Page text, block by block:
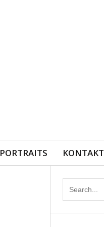
PORTRAITS KONTAKT